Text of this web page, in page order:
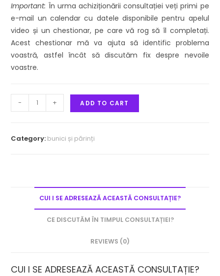
Important: În urma achiziționării consultației veți primi pe
e-mail un calendar cu datele disponibile pentru apelul
video și un chestionar, pe care vă rog să îl completați.
Acest chestionar mă va ajuta să identific problema
voastră, astfel încât să discutăm fix despre nevoile
voastre.
- + ADD TO CART
Category: bunici și părinți
CUI I SE ADRESEAZĂ ACEASTĂ CONSULTAȚIE?
CE DISCUTĂM ÎN TIMPUL CONSULTAȚIEI?
REVIEWS (0)
CUI I SE ADRESEAZĂ ACEASTĂ CONSULTAȚIE?